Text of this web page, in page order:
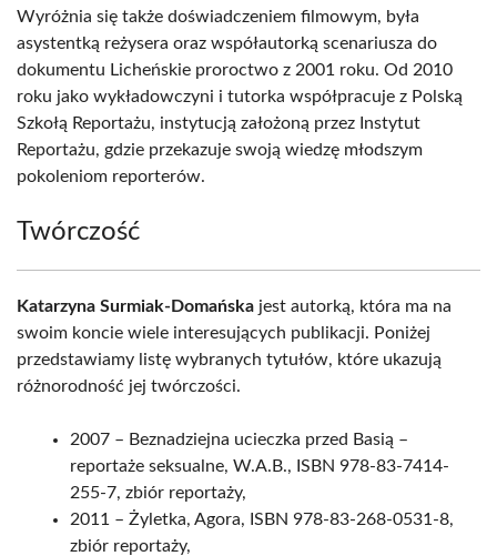
Wyróżnia się także doświadczeniem filmowym, była
asystentką reżysera oraz współautorką scenariusza do
dokumentu Licheńskie proroctwo z 2001 roku. Od 2010
roku jako wykładowczyni i tutorka współpracuje z Polską
Szkołą Reportażu, instytucją założoną przez Instytut
Reportażu, gdzie przekazuje swoją wiedzę młodszym
pokoleniom reporterów.
Twórczość
Katarzyna Surmiak-Domańska jest autorką, która ma na
swoim koncie wiele interesujących publikacji. Poniżej
przedstawiamy listę wybranych tytułów, które ukazują
różnorodność jej twórczości.
2007 – Beznadziejna ucieczka przed Basią –
reportaże seksualne, W.A.B., ISBN 978-83-7414-
255-7, zbiór reportaży,
2011 – Żyletka, Agora, ISBN 978-83-268-0531-8,
zbiór reportaży,